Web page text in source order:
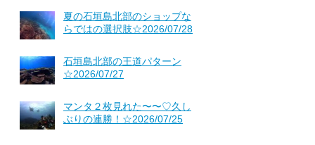
夏の石垣島北部のショップな
らではの選択肢☆2026/07/28
石垣島北部の王道パターン
☆2026/07/27
マンタ２枚見れた〜〜♡久し
ぶりの連勝！☆2026/07/25